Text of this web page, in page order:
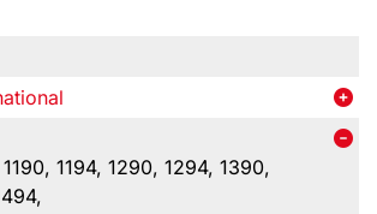
1194, 1290, 1294, 1390,